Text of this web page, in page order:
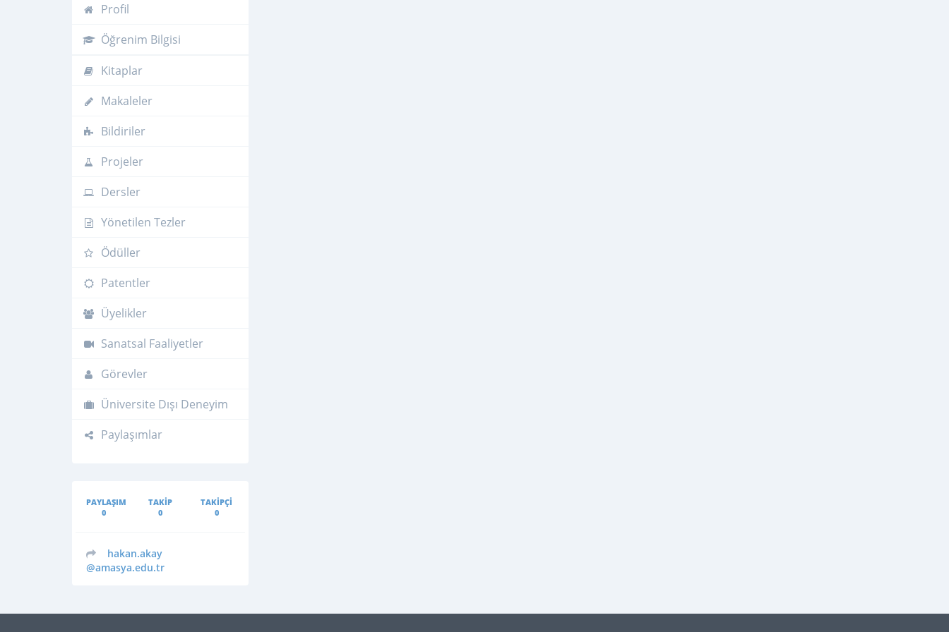
Profil
Öğrenim Bilgisi
Kitaplar
Makaleler
Bildiriler
Projeler
Dersler
Yönetilen Tezler
Ödüller
Patentler
Üyelikler
Sanatsal Faaliyetler
Görevler
Üniversite Dışı Deneyim
Paylaşımlar
PAYLAŞIM
0
TAKIP
0
TAKIPÇI
0
hakan.akay
@amasya.edu.tr